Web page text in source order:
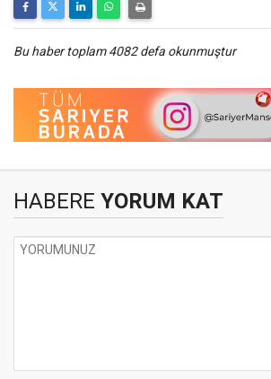
Bu haber toplam 4082 defa okunmuştur
HABERE YORUM KAT